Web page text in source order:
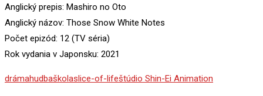
Anglický prepis: Mashiro no Oto
Anglický názov: Those Snow White Notes
Počet epizód: 12 (TV séria)
Rok vydania v Japonsku: 2021
drámahudbaškolaslice-of-lifeštúdio Shin-Ei Animation